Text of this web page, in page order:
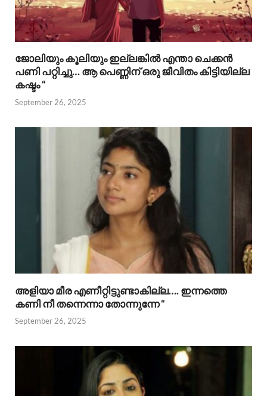
ജോലിയും കൂലിയും ഇല്ലങ്കിൽ എന്താ ചെക്കൻ
പണി പറ്റിച്ചു… ആ പെണ്ണിന് ഒരു ജീവിതം കിട്ടിയില്ല
കഷ്ടം “
September 26, 2025
അളിയാ മീര എണീറ്റിട്ടുണ്ടാകില്ല…. ഇന്നത്തെ
കണി നീ തന്നെന്നാ തോന്നുന്നേ “
September 26, 2025